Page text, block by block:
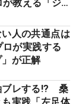
教える「ジ
人の共通点は
が実践する
」が正解
ブレする!? 桑
実践「左足体